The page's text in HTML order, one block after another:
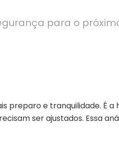
para o
preparo e tranquilidade. É a
ser ajustados. Essa